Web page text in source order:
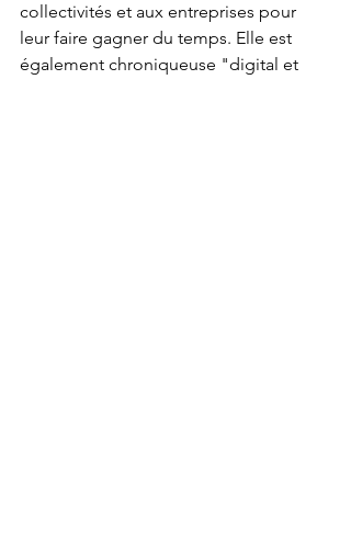
collectivités et aux entreprises pour
leur faire gagner du temps. Elle est
également chroniqueuse "digital et